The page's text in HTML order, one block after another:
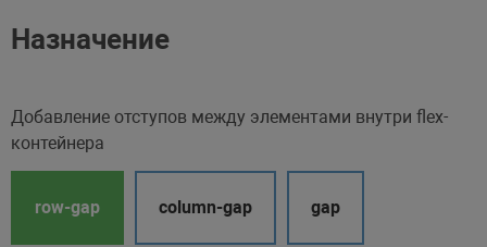
Назначение
Добавление отступов между элементами внутри flex-
контейнера
row-gap column-gap gap